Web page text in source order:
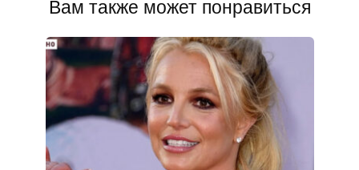
Вам также может понравиться